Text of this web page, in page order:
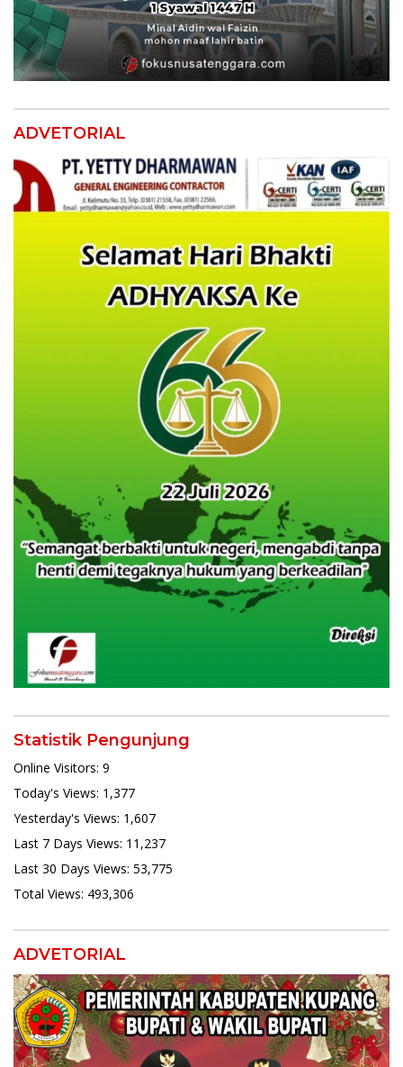
ADVETORIAL
Statistik Pengunjung
Online Visitors: 9
Today's Views: 1,377
Yesterday's Views: 1,607
Last 7 Days Views: 11,237
Last 30 Days Views: 53,775
Total Views: 493,306
ADVETORIAL